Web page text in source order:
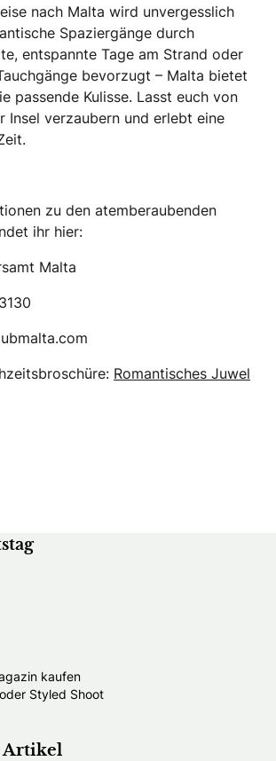
nach Malta wird unvergesslich
Spaziergänge durch
entspannte Tage am Strand oder
bevorzugt – Malta bietet
passende Kulisse. Lasst euch von
Insel verzaubern und erlebt eine
zu den atemberaubenden
ihr hier:
Malta
Romantisches Juwel
kaufen
Styled Shoot
Artikel